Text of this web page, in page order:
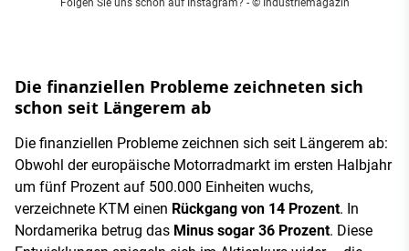
Die finanziellen Probleme zeichneten sich
schon seit Längerem ab
Die finanziellen Probleme zeichnen sich seit Längerem ab:
Obwohl der europäische Motorradmarkt im ersten Halbjahr
um fünf Prozent auf 500.000 Einheiten wuchs,
verzeichnete KTM einen Rückgang von 14 Prozent. In
Nordamerika betrug das Minus sogar 36 Prozent. Diese